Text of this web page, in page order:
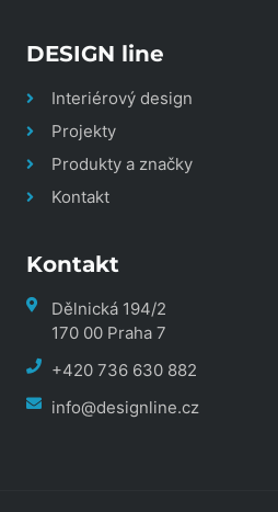
DESIGN line
Interiérový design
Projekty
Produkty a značky
Kontakt
Kontakt
Dělnická 194/2
170 00 Praha 7
+420 736 630 882
info@designline.cz